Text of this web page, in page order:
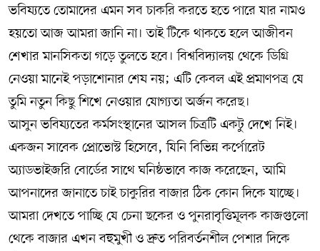
ভবিষ্যতে তোমাদের এমন সব চাকরি করতে হতে পারে যার নামও
হয়তো আজ আমরা জানি না। তাই টিকে থাকতে হলে আজীবন
শেখার মানসিকতা গড়ে তুলতে হবে। বিশ্ববিদ্যালয় থেকে ডিগ্রি
নেওয়া মানেই পড়াশোনার শেষ নয়; এটি কেবল এই প্রমাণপত্র যে
তুমি নতুন কিছু শিখে নেওয়ার যোগ্যতা অর্জন করেছ।
আসুন ভবিষ্যতের কর্মসংস্থানের আসল চিত্রটি একটু দেখে নিই।
একজন সাবেক প্রোভোস্ট হিসেবে, যিনি বিভিন্ন কর্পোরেট
অ্যাডভাইজরি বোর্ডের সাথে ঘনিষ্ঠভাবে কাজ করেছেন, আমি
আপনাদের জানাতে চাই চাকুরির বাজার ঠিক কোন দিকে যাচ্ছে।
আমরা দেখতে পাচ্ছি যে চেনা ছকের ও পুনরাবৃত্তিমূলক কাজগুলো
থেকে বাজার এখন বহুমুখী ও দ্রুত পরিবর্তনশীল পেশার দিকে